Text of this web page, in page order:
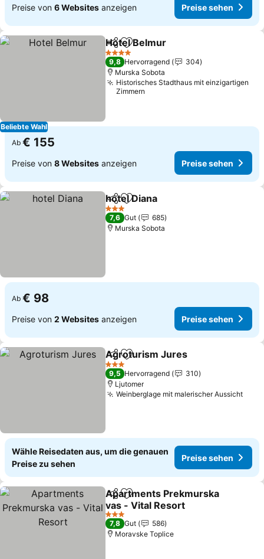
Preise von 6 Websites anzeigen Preise sehen
Beliebte Wahl
TeilenZu Favoriten hinzufügen
Hotel Belmur
4 Sterne
9,8 Hervorragend
304
Murska Sobota
Historisches Stadthaus mit einzigartigen
Zimmern
Ab € 155
Preise von 8 Websites anzeigen Preise sehen
TeilenZu Favoriten hinzufügen
hotel Diana
3 Sterne
7,6 Gut
685
Murska Sobota
Ab € 98
Preise von 2 Websites anzeigen Preise sehen
TeilenZu Favoriten hinzufügen
Agroturism Jures
3 Sterne
9,5 Hervorragend
310
Ljutomer
Weinberglage mit malerischer Aussicht
Wähle Reisedaten aus, um die genauen
Preise zu sehen
Preise sehen
TeilenZu Favoriten hinzufügen
Apartments Prekmurska
vas - Vital Resort
Preise sehen
3 Sterne
7,8 Gut
586
Moravske Toplice